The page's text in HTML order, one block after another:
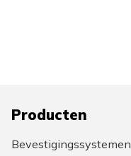
Producten
Bevestigingssystemen